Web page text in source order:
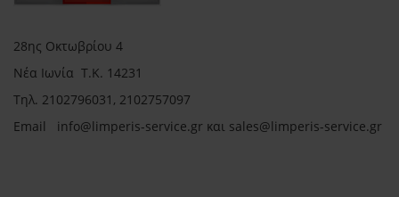
28ης Οκτωβρίου 4
Νέα Ιωνία Τ.Κ. 14231
Τηλ. 2102796031, 2102757097
Email info@limperis-service.gr και sales@limperis-service.gr